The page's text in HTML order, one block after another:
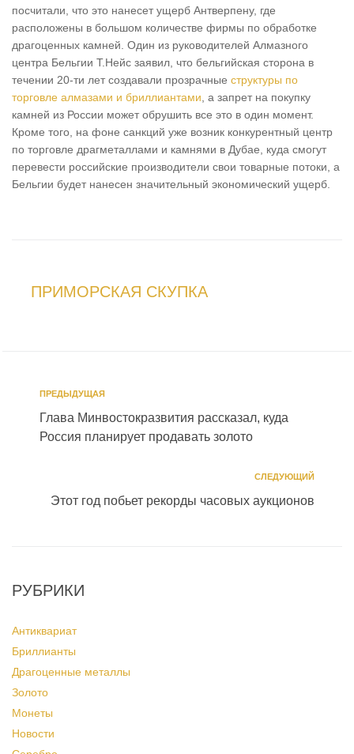
посчитали, что это нанесет ущерб Антверпену, где
расположены в большом количестве фирмы по обработке
драгоценных камней. Один из руководителей Алмазного
центра Бельгии Т.Нейс заявил, что бельгийская сторона в
течении 20-ти лет создавали прозрачные структуры по
торговле алмазами и бриллиантами , а запрет на покупку
камней из России может обрушить все это в один момент.
Кроме того, на фоне санкций уже возник конкурентный центр
по торговле драгметаллами и камнями в Дубае, куда смогут
перевести российские производители свои товарные потоки, а
Бельгии будет нанесен значительный экономический ущерб.
ПРИМОРСКАЯ СКУПКА
ПРЕДЫДУЩАЯ
Глава Минвостокразвития рассказал, куда
Россия планирует продавать золото
СЛЕДУЮЩИЙ
Этот год побьет рекорды часовых аукционов
РУБРИКИ
Антиквариат
Бриллианты
Драгоценные металлы
Золото
Монеты
Новости